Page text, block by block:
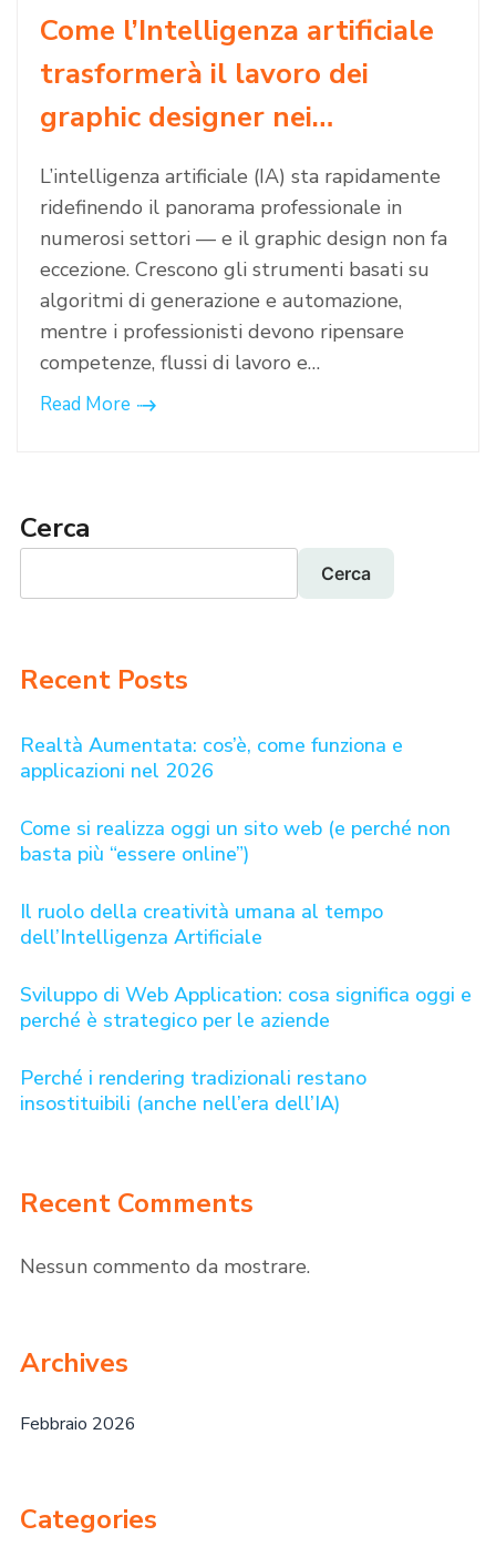
Come l’Intelligenza artificiale
trasformerà il lavoro dei
graphic designer nei…
L’intelligenza artificiale (IA) sta rapidamente
ridefinendo il panorama professionale in
numerosi settori — e il graphic design non fa
eccezione. Crescono gli strumenti basati su
algoritmi di generazione e automazione,
mentre i professionisti devono ripensare
competenze, flussi di lavoro e…
Read More
Cerca
Cerca
Recent Posts
Realtà Aumentata: cos’è, come funziona e
applicazioni nel 2026
Come si realizza oggi un sito web (e perché non
basta più “essere online”)
Il ruolo della creatività umana al tempo
dell’Intelligenza Artificiale
Sviluppo di Web Application: cosa significa oggi e
perché è strategico per le aziende
Perché i rendering tradizionali restano
insostituibili (anche nell’era dell’IA)
Recent Comments
Nessun commento da mostrare.
Archives
Febbraio 2026
Categories